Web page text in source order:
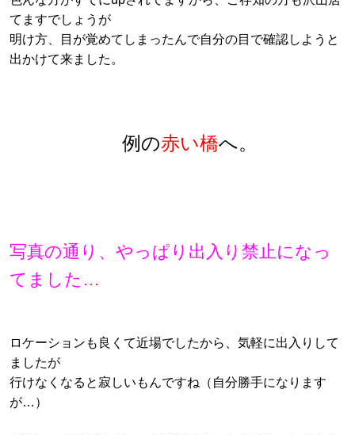
てますでしょうが
明け方、目が覚めてしまったんで自分の目で確認しようと
出かけて来ました。
例の赤い橋へ。
写真の通り、やっぱり出入り禁止になっ
てました…
ロケーションも良くて近場でしたから、気軽に出入りして
ましたが
行けなくなると寂しいもんですね（自分勝手になります
が…）